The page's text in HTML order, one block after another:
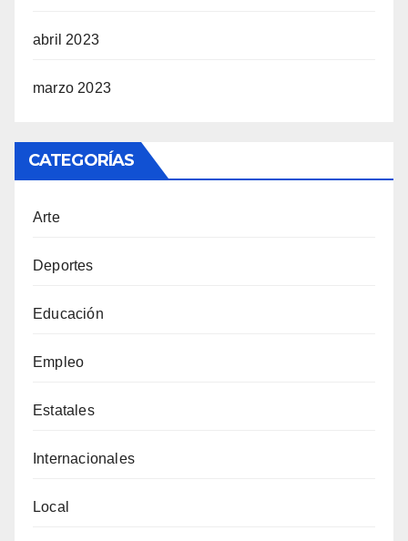
abril 2023
marzo 2023
CATEGORÍAS
Arte
Deportes
Educación
Empleo
Estatales
Internacionales
Local